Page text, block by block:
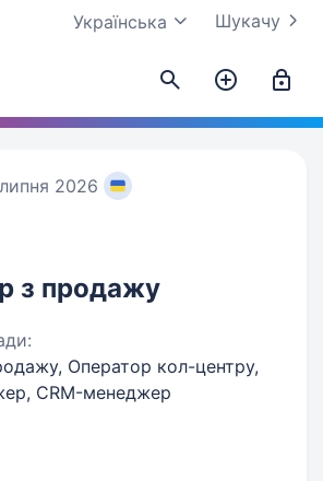
Шукачу
Українська
2026
з продажу
Оператор кол-центру,
CRM-менеджер